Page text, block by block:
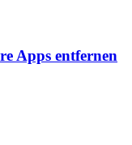
Apps entfernen